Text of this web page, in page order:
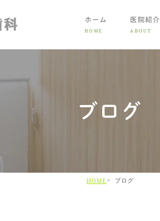
ホーム
HOME
医院紹介
ABOUT
ブログ
HOME ブログ